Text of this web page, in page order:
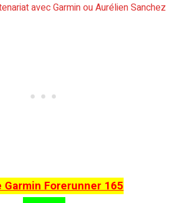
avec Garmin ou Aurélien Sanchez
Forerunner 165